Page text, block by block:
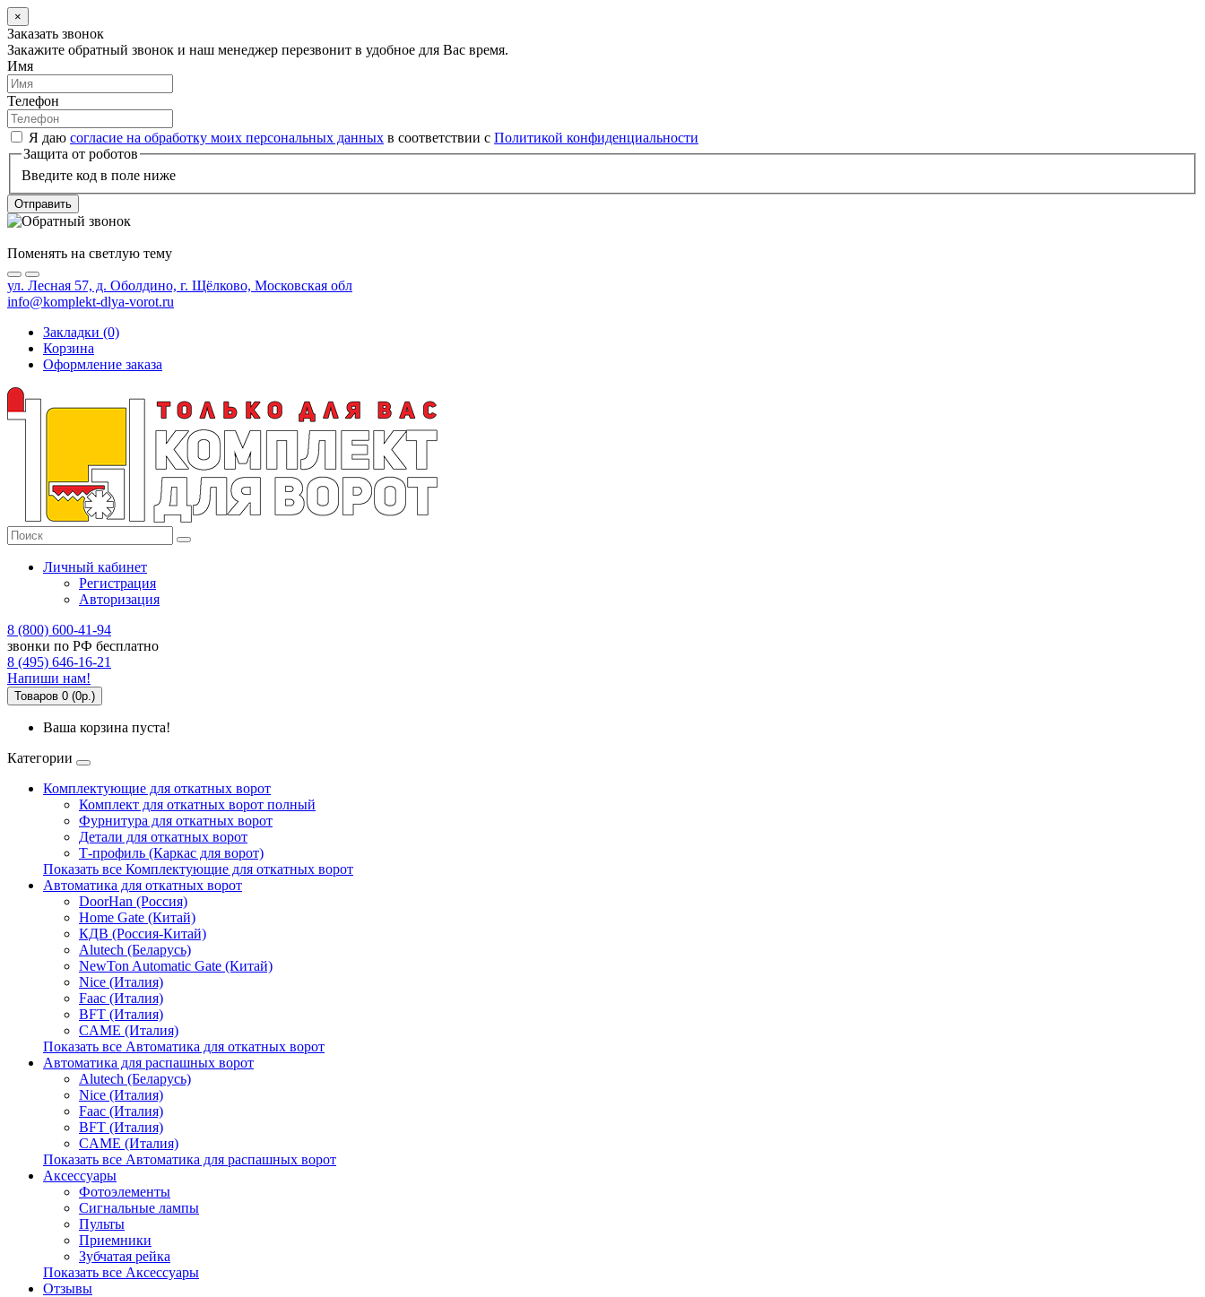
×
Заказать звонок
Закажите обратный звонок и наш менеджер перезвонит в удобное для Вас время.
Имя
Телефон
Я даю согласие на обработку моих персональных данных в соответствии с Политикой конфиденциальности
Защита от роботов
Введите код в поле ниже
Отправить
Поменять на светлую тему
ул. Лесная 57, д. Оболдино, г. Щёлково, Московская обл
info@komplekt-dlya-vorot.ru
Закладки (0)
Корзина
Оформление заказа
Личный кабинет
Регистрация
Авторизация
8 (800) 600-41-94
звонки по РФ бесплатно
8 (495) 646-16-21
Напиши нам!
Товаров 0 (0р.)
Ваша корзина пуста!
Категории
Комплектующие для откатных ворот
Комплект для откатных ворот полный
Фурнитура для откатных ворот
Детали для откатных ворот
Т-профиль (Каркас для ворот)
Показать все Комплектующие для откатных ворот
Автоматика для откатных ворот
DoorHan (Россия)
Home Gate (Китай)
КДВ (Россия-Китай)
Alutech (Беларусь)
NewTon Automatic Gate (Китай)
Nice (Италия)
Faac (Италия)
BFT (Италия)
CAME (Италия)
Показать все Автоматика для откатных ворот
Автоматика для распашных ворот
Alutech (Беларусь)
Nice (Италия)
Faac (Италия)
BFT (Италия)
CAME (Италия)
Показать все Автоматика для распашных ворот
Аксессуары
Фотоэлементы
Сигнальные лампы
Пульты
Приемники
Зубчатая рейка
Показать все Аксессуары
Отзывы